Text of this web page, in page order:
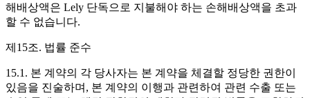
해배상액은 Lely 단독으로 지불해야 하는 손해배상액을 초과
할 수 없습니다.
제15조. 법률 준수
15.1. 본 계약의 각 당사자는 본 계약을 체결할 정당한 권한이
있음을 진술하며, 본 계약의 이행과 관련하여 관련 수출 또는